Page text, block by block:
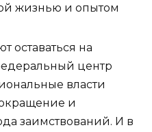
жизнью и опытом
оставаться на
центр
власти
и
заимствований. И в